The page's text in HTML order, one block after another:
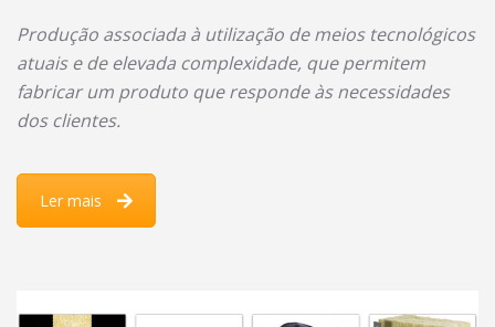
Produção associada à utilização de meios tecnológicos
atuais e de elevada complexidade, que permitem
fabricar um produto que responde às necessidades
dos clientes.
Ler mais